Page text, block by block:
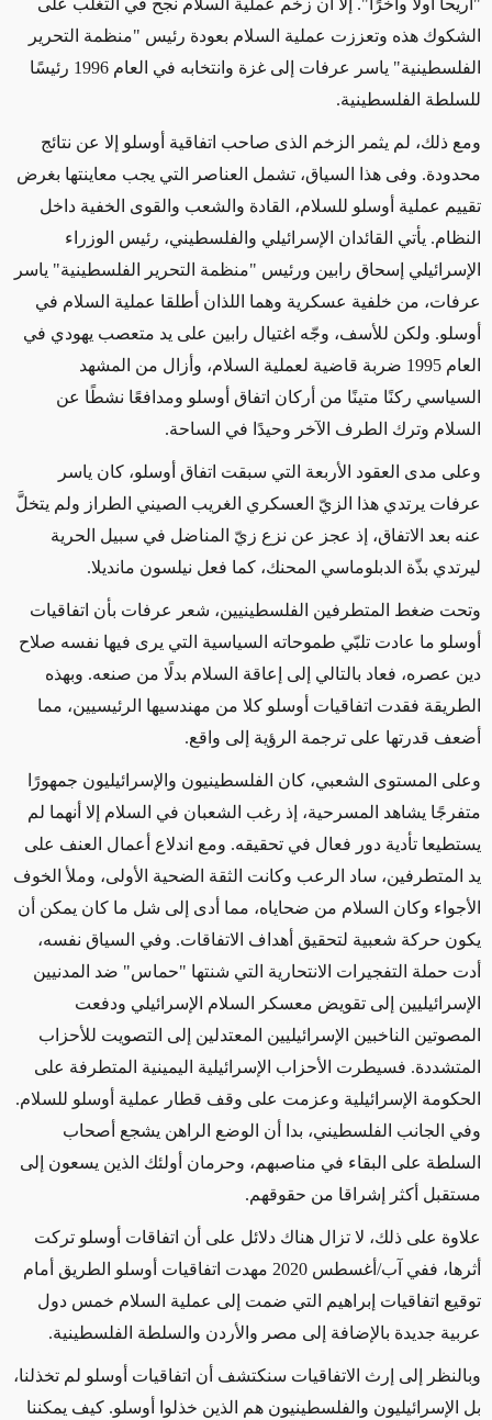
"أريحا أولًا وآخرًا". إلا أن زخم عملية السلام نجح في التغلب على
الشكوك هذه وتعززت عملية السلام بعودة رئيس "منظمة التحرير
الفلسطينية" ياسر عرفات إلى غزة وانتخابه في العام 1996 رئيسًا
للسلطة الفلسطينية.
ومع ذلك، لم يثمر الزخم الذى صاحب اتفاقية أوسلو إلا عن نتائج
محدودة. وفى هذا السياق، تشمل العناصر التي يجب معاينتها بغرض
تقييم عملية أوسلو للسلام، القادة والشعب والقوى الخفية داخل
النظام. يأتي القائدان الإسرائيلي والفلسطيني، رئيس الوزراء
الإسرائيلي إسحاق رابين ورئيس "منظمة التحرير الفلسطينية" ياسر
عرفات، من خلفية عسكرية وهما اللذان أطلقا عملية السلام في
أوسلو. ولكن للأسف، وجّه اغتيال رابين على يد متعصب يهودي في
العام 1995 ضربة قاضية لعملية السلام، وأزال من المشهد
السياسي ركنًا متينًا من أركان اتفاق أوسلو ومدافعًا نشطًا عن
السلام وترك الطرف الآخر وحيدًا في الساحة.
وعلى مدى العقود الأربعة التي سبقت اتفاق أوسلو، كان ياسر
عرفات يرتدي هذا الزيّ العسكري الغريب الصيني الطراز ولم يتخلَّ
عنه بعد الاتفاق، إذ عجز عن نزع زيّ المناضل في سبيل الحرية
ليرتدي بذّة الدبلوماسي المحنك، كما فعل نيلسون مانديلا.
وتحت ضغط المتطرفين الفلسطينيين، شعر عرفات بأن اتفاقيات
أوسلو ما عادت تلبّي طموحاته السياسية التي يرى فيها نفسه صلاح
دين عصره، فعاد بالتالي إلى إعاقة السلام بدلًا من صنعه. وبهذه
الطريقة فقدت اتفاقيات أوسلو كلا من مهندسيها الرئيسيين، مما
أضعف قدرتها على ترجمة الرؤية إلى واقع.
وعلى المستوى الشعبي، كان الفلسطينيون والإسرائيليون جمهورًا
متفرجًا يشاهد المسرحية، إذ رغب الشعبان في السلام إلا أنهما لم
يستطيعا تأدية دور فعال في تحقيقه. ومع اندلاع أعمال العنف على
يد المتطرفين، ساد الرعب وكانت الثقة الضحية الأولى، وملأ الخوف
الأجواء وكان السلام من ضحاياه، مما أدى إلى شل ما كان يمكن أن
يكون حركة شعبية لتحقيق أهداف الاتفاقات. وفي السياق نفسه،
أدت حملة التفجيرات الانتحارية التي شنتها "حماس" ضد المدنيين
الإسرائيليين إلى تقويض معسكر السلام الإسرائيلي ودفعت
المصوتين الناخبين الإسرائيليين المعتدلين إلى التصويت للأحزاب
المتشددة. فسيطرت الأحزاب الإسرائيلية اليمينية المتطرفة على
الحكومة الإسرائيلية وعزمت على وقف قطار عملية أوسلو للسلام.
وفي الجانب الفلسطيني، بدا أن الوضع الراهن يشجع أصحاب
السلطة على البقاء في مناصبهم، وحرمان أولئك الذين يسعون إلى
مستقبل أكثر إشراقا من حقوقهم.
علاوة على ذلك، لا تزال هناك دلائل على أن اتفاقات أوسلو تركت
أثرها، ففي آب/أغسطس 2020 مهدت اتفاقيات أوسلو الطريق أمام
توقيع اتفاقيات إبراهيم التي ضمت إلى عملية السلام خمس دول
عربية جديدة بالإضافة إلى مصر والأردن والسلطة الفلسطينية.
وبالنظر إلى إرث الاتفاقيات سنكتشف أن اتفاقيات أوسلو لم تخذلنا،
بل الإسرائيليون والفلسطينيون هم الذين خذلوا أوسلو. كيف يمكننا